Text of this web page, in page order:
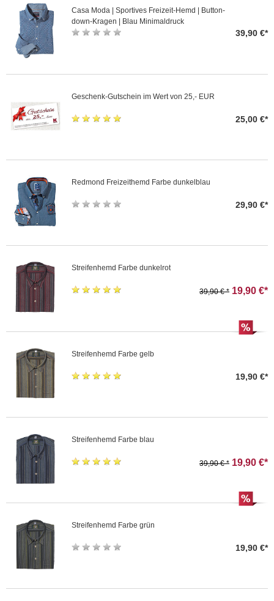
Casa Moda | Sportives Freizeit-Hemd | Button-
down-Kragen | Blau Minimaldruck
39,90 €*
Geschenk-Gutschein im Wert von 25,- EUR
25,00 €*
Redmond Freizeithemd Farbe dunkelblau
29,90 €*
Streifenhemd Farbe dunkelrot
39,90 € * 19,90 €*
Streifenhemd Farbe gelb
19,90 €*
Streifenhemd Farbe blau
39,90 € * 19,90 €*
Streifenhemd Farbe grün
19,90 €*